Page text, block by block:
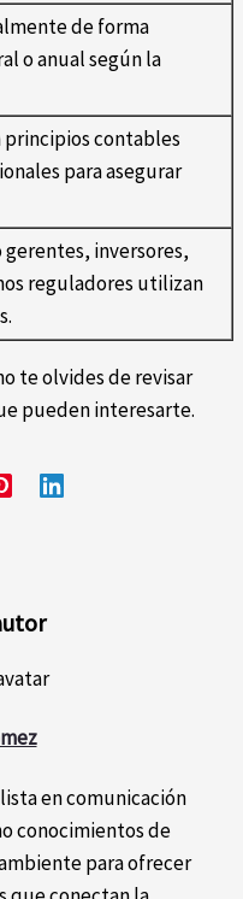
de forma
o anual según la
contables
para asegurar
inversores,
reguladores utilizan
te olvides de revisar
pueden interesarte.
en comunicación
conocimientos de
para ofrecer